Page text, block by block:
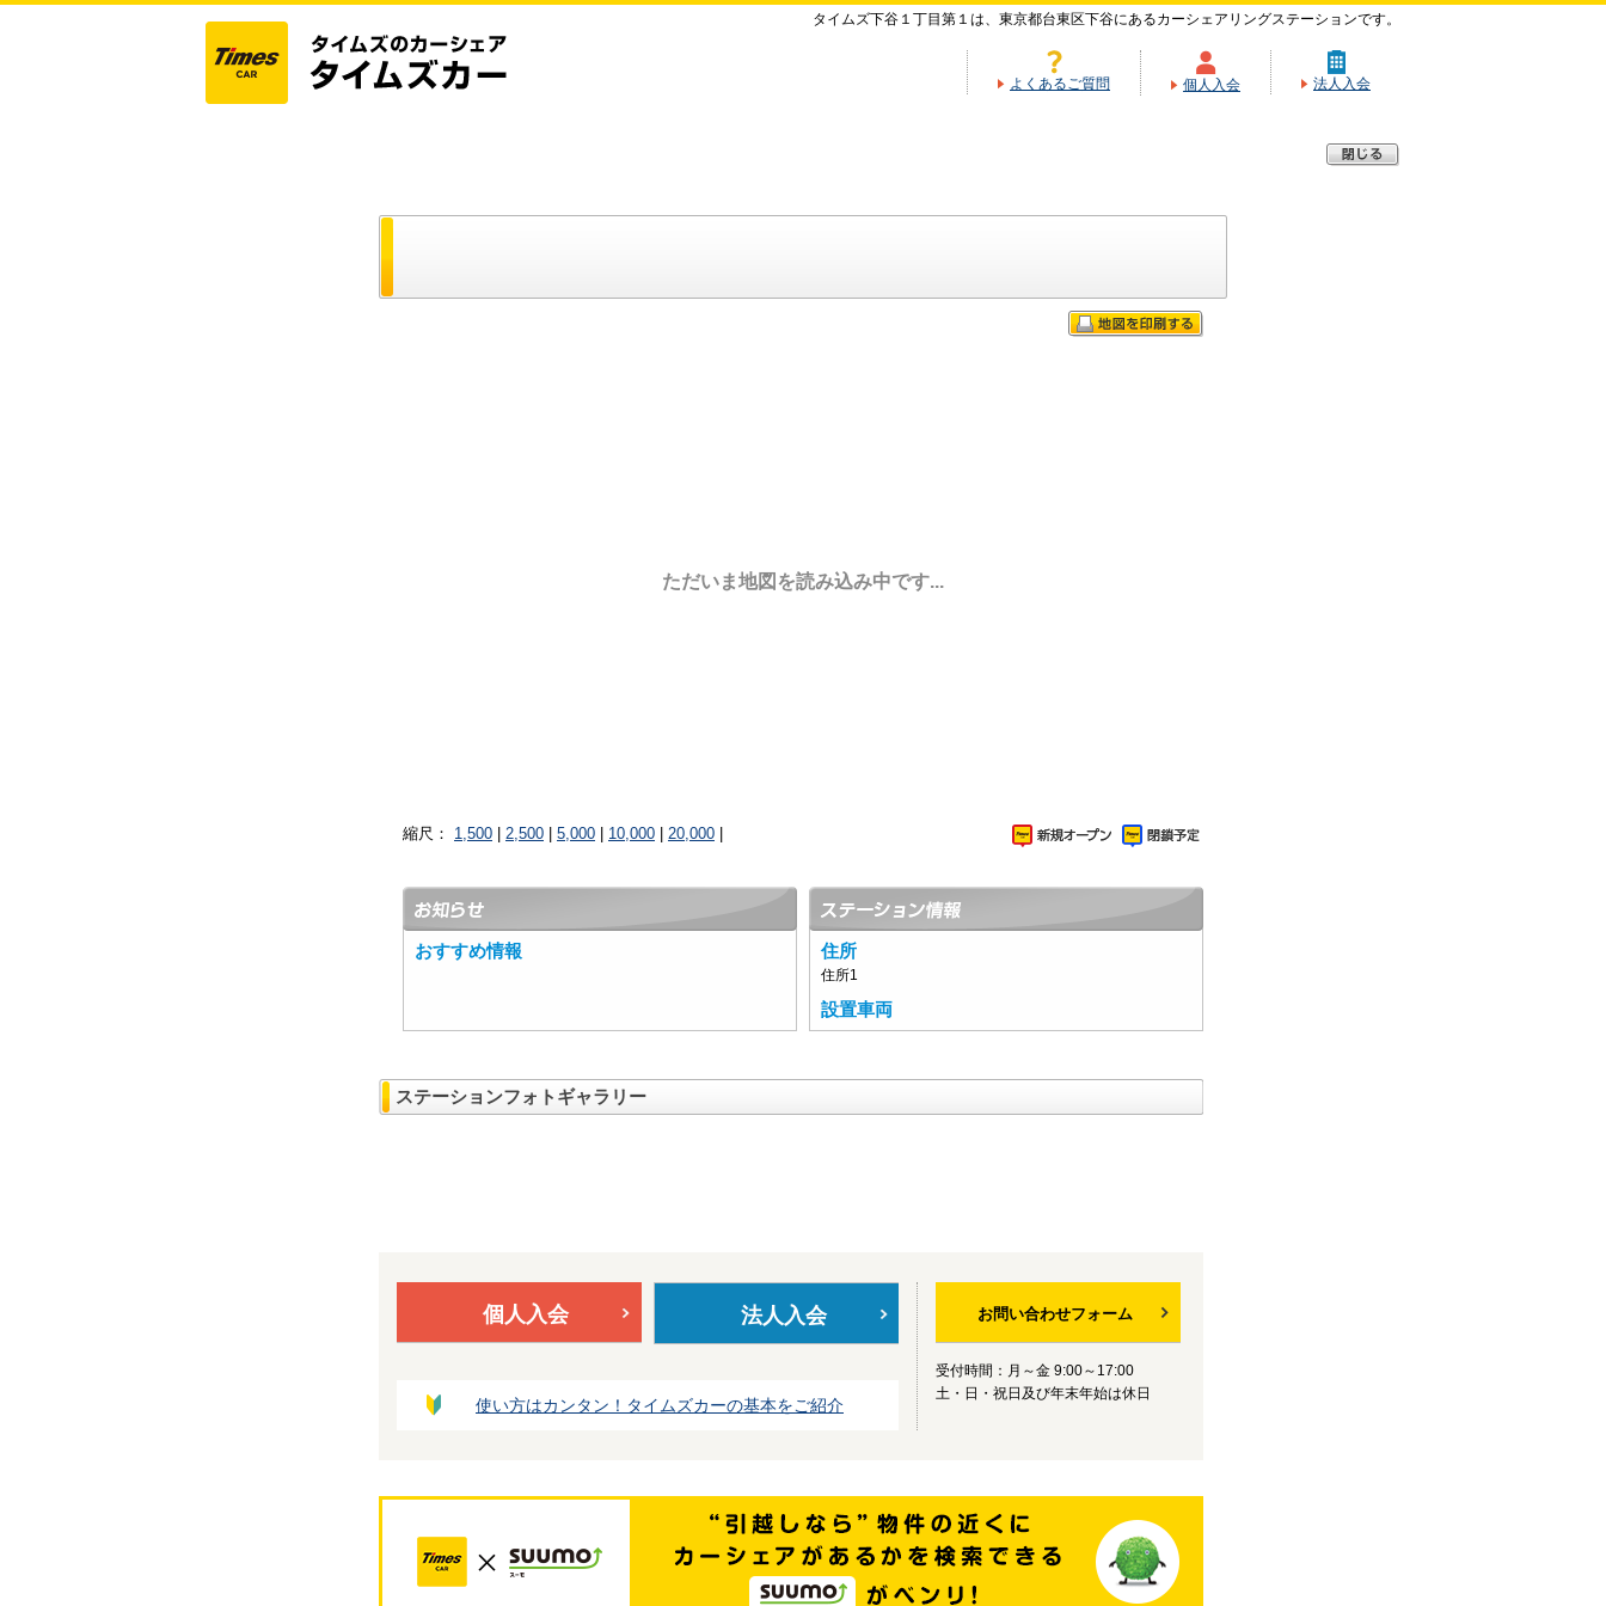
タイムズ下谷１丁目第１は、東京都台東区下谷にあるカーシェアリングステーションです。
よくあるご質問 個人入会 法人入会
ただいま地図を読み込み中です...
縮尺： 1,500 2,500 5,000 10,000 20,000
おすすめ情報 住所
住所1
設置車両
ステーションフォトギャラリー
個人入会 法人入会
使い方はカンタン！タイムズカーの基本をご紹介
お問い合わせフォーム
受付時間：月～金 9:00～17:00
土・日・祝日及び年末年始は休日